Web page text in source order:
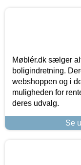
Møblér.dk sælger
boligindretning.
webshoppen og i
muligheden for
deres udvalg.
Se